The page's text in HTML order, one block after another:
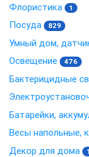
Флористика 1
Посуда 829
Умный дом,
Освещение 476
Бактерицидные
Батарейки,
Весы напольные,
Декор для дома